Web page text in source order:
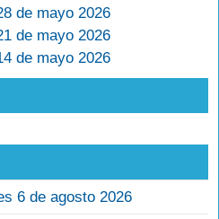
de mayo 2026
de mayo 2026
de mayo 2026
6 de agosto 2026